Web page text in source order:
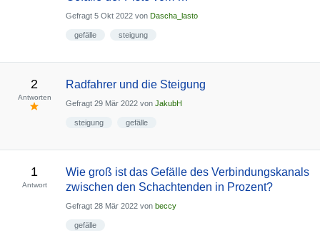
Gefragt 5 Okt 2022 von Dascha_lasto
gefälle steigung
2
Antworten
Radfahrer und die Steigung
Gefragt 29 Mär 2022 von JakubH
steigung gefälle
1
Antwort
Wie groß ist das Gefälle des Verbindungskanals
zwischen den Schachtenden in Prozent?
Gefragt 28 Mär 2022 von beccy
gefälle